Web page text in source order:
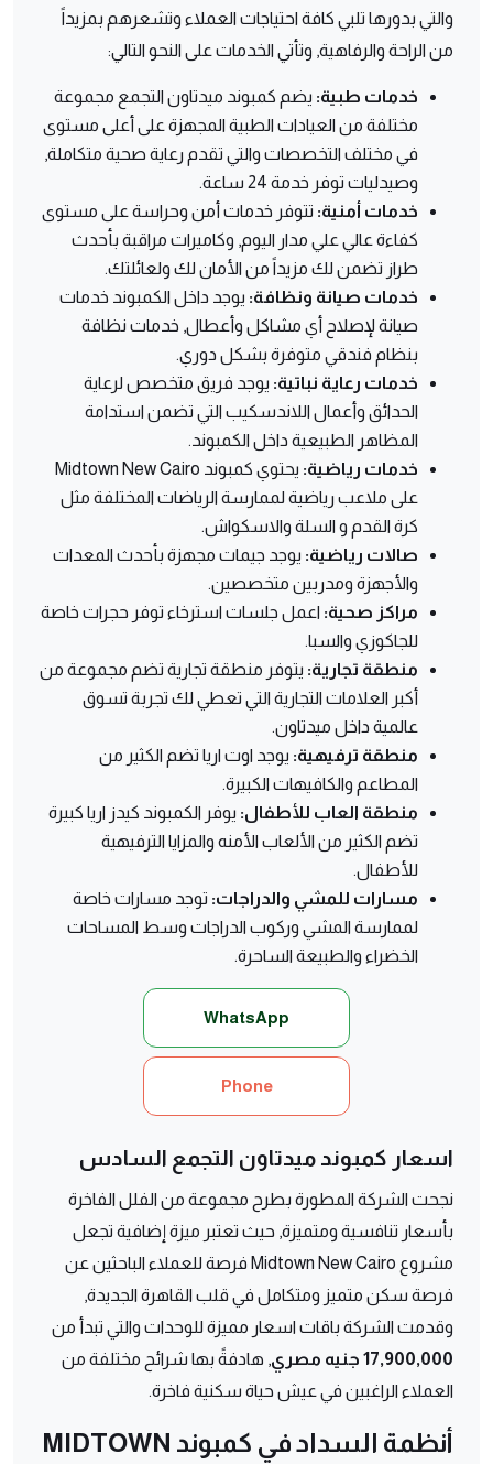
والتي بدورها تلبي كافة احتياجات العملاء وتشعرهم بمزيداً
من الراحة والرفاهية, وتأتي الخدمات على النحو التالي:
خدمات طبية: يضم كمبوند ميدتاون التجمع مجموعة
مختلفة من العيادات الطبية المجهزة على أعلى مستوى
في مختلف التخصصات والتي تقدم رعاية صحية متكاملة,
وصيدليات توفر خدمة 24 ساعة.
خدمات أمنية: تتوفر خدمات أمن وحراسة على مستوى
كفاءة عالي علي مدار اليوم, وكاميرات مراقبة بأحدث
طراز تضمن لك مزيداً من الأمان لك ولعائلتك.
خدمات صيانة ونظافة: يوجد داخل الكمبوند خدمات
صيانة لإصلاح أي مشاكل وأعطال, خدمات نظافة
بنظام فندقي متوفرة بشكل دوري.
خدمات رعاية نباتية: يوجد فريق متخصص لرعاية
الحدائق وأعمال اللاندسكيب التي تضمن استدامة
المظاهر الطبيعية داخل الكمبوند.
خدمات رياضية:
يحتوي كمبوند Midtown New Cairo
على ملاعب رياضية لممارسة الرياضات المختلفة مثل
كرة القدم و السلة والاسكواش.
صالات رياضية: يوجد جيمات مجهزة بأحدث المعدات
والأجهزة ومدربين متخصصين.
مراكز صحية: اعمل جلسات استرخاء توفر حجرات خاصة
للجاكوزي والسبا.
منطقة تجارية: يتوفر منطقة تجارية تضم مجموعة من
أكبر العلامات التجارية التي تعطي لك تجربة تسوق
عالمية داخل ميدتاون.
منطقة ترفيهية: يوجد اوت اريا تضم الكثير من
المطاعم والكافيهات الكبيرة.
منطقة العاب للأطفال: يوفر الكمبوند كيدز اريا كبيرة
تضم الكثير من الألعاب الأمنه والمزايا الترفيهية
للأطفال.
مسارات للمشي والدراجات: توجد مسارات خاصة
لممارسة المشي وركوب الدراجات وسط المساحات
الخضراء والطبيعة الساحرة.
WhatsApp
Phone
اسعار كمبوند ميدتاون التجمع السادس
نجحت الشركة المطورة بطرح مجموعة من الفلل الفاخرة
بأسعار تنافسية ومتميزة, حيث تعتبر ميزة إضافية تجعل
مشروع Midtown New Cairo فرصة للعملاء الباحثين عن
فرصة سكن متميز ومتكامل في قلب القاهرة الجديدة,
وقدمت الشركة باقات اسعار مميزة للوحدات والتي تبدأ من
17,900,000 جنيه مصري
, هادفةً بها شرائح مختلفة من
العملاء الراغبين في عيش حياة سكنية فاخرة.
أنظمة السداد في كمبوند MIDTOWN